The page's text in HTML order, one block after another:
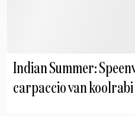
Indian Summer:
carpaccio van koolrabi